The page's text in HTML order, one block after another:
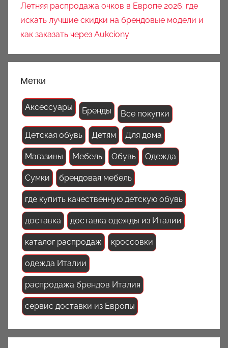
Летняя распродажа очков в Европе 2026: где
искать лучшие скидки на брендовые модели и
как заказать через Aukciony
Метки
Аксессуары Бренды Все покупки
Детская обувь Детям Для дома
Магазины Мебель Обувь Одежда
Сумки брендовая мебель
где купить качественную детскую обувь
доставка доставка одежды из Италии
каталог распродаж кроссовки
одежда Италии
распродажа брендов Италия
сервис доставки из Европы